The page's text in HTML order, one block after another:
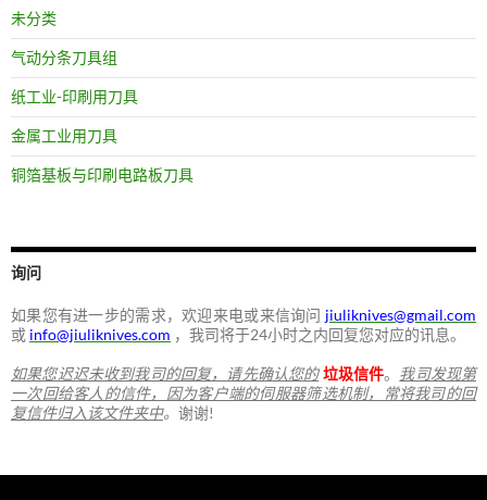
未分类
气动分条刀具组
纸工业-印刷用刀具
金属工业用刀具
铜箔基板与印刷电路板刀具
询问
如果您有进一步的需求，欢迎来电或来信询问 jiuliknives@gmail.com
或 info@jiuliknives.com ，我司将于24小时之内回复您对应的讯息。
如果您迟迟未收到我司的回复，请先确认您的垃圾信件。 我司发现第
一次回给客人的信件，因为客户端的伺服器筛选机制，常将我司的回
复信件归入该文件夹中。 谢谢!